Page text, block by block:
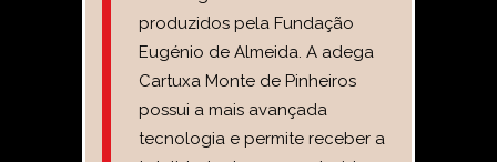
produzidos pela Fundação
Eugénio de Almeida. A adega
Cartuxa Monte de Pinheiros
possui a mais avançada
tecnologia e permite receber a